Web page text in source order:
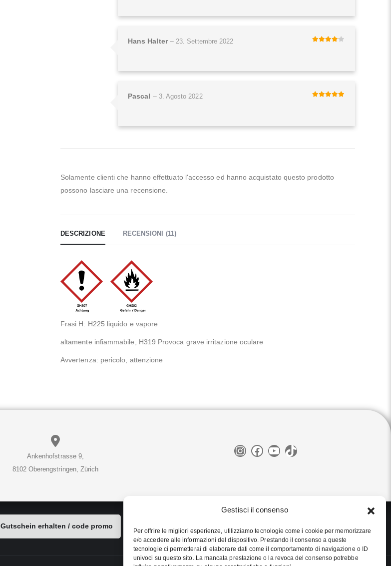
Gestisci il consenso
Per offrire le migliori esperienze, utilizziamo tecnologie come i cookie per memorizzare
e/o accedere alle informazioni del dispositivo. Prestando il consenso a queste
tecnologie ci permetterai di elaborare dati come il comportamento di navigazione o ID
univoci su questo sito. La mancata prestazione o la revoca del consenso potrebbe
Hans Halter – 23. Settembre 2022
Pascal – 3. Agosto 2022
Solamente clienti che hanno effettuato l'accesso ed hanno acquistato questo prodotto
possono lasciare una recensione.
DESCRIZIONE RECENSIONI (11)
Frasi H: H225 liquido e vapore
altamente infiammabile, H319 Provoca grave irritazione oculare
Avvertenza: pericolo, attenzione
Ankenhofstrasse 9,
8102 Oberengstringen, Zürich
Instagram Facebook YouTube TikTok
Gutschein erhalten / code promo